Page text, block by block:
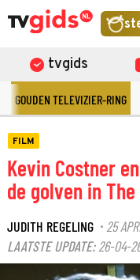
tvgids
GOUDEN TELEVIZIER-RING
FILM
Kevin Costner
de golven in
JUDITH REGELING · 25
LAATSTE UPDATE: 26-04-